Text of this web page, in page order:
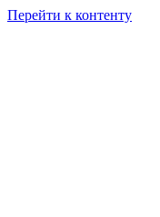
Перейти к контенту